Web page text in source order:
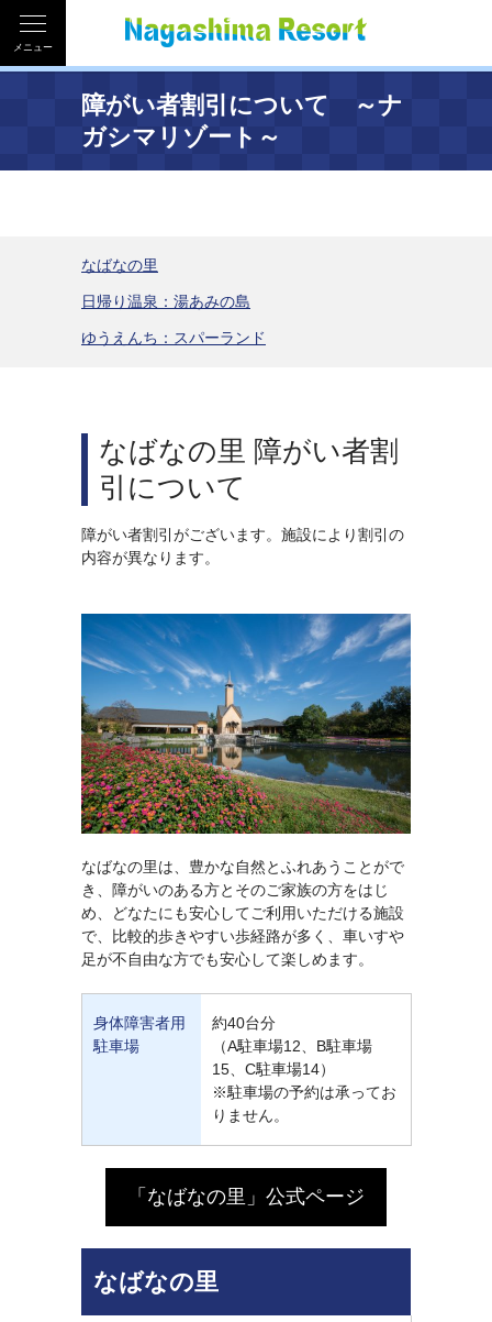
メニュー
障がい者割引について ～ナ
ガシマリゾート～
なばなの里
日帰り温泉：湯あみの島
ゆうえんち：スパーランド
なばなの里 障がい者割
引について
障がい者割引がございます。施設により割引の
内容が異なります。
なばなの里は、豊かな自然とふれあうことがで
き、障がいのある方とそのご家族の方をはじ
め、どなたにも安心してご利用いただける施設
で、
比較的歩きやすい歩経路が多く、車いすや
足が不自由な方でも安心して楽しめます。
身体障害者用
駐車場
約40台分
（A駐車場12、B駐車場
15、C駐車場14）
※駐車場の予約は承ってお
りません。
「なばなの里」公式ページ
なばなの里